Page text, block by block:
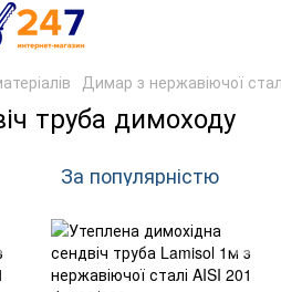
Димар з нержавіючої
труба димоходу
За популярністю